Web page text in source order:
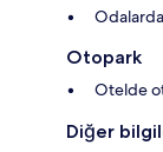
Otopark
Otelde
Diğer